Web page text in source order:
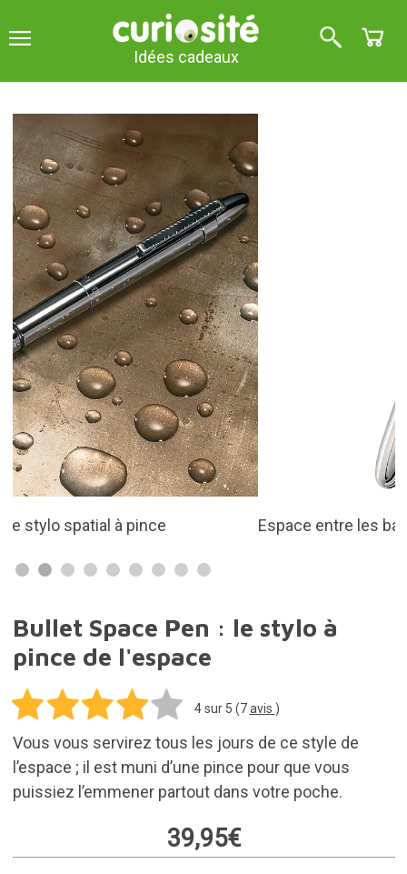
Idées cadeaux
Espace entre les balles chromé
Bullet Space Pen : le stylo à
pince de l'espace
4sur 5 (7 avis )
Vous vous servirez tous les jours de ce style de
l’espace ; il est muni d’une pince pour que vous
puissiez l’emmener partout dans votre poche.
39,95€